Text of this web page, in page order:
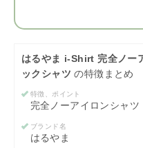
はるやま i-Shirt 完全ノー
ックシャツの特徴まとめ
特徴、ポイント
完全ノーアイロンシャツ
ブランド名
はるやま